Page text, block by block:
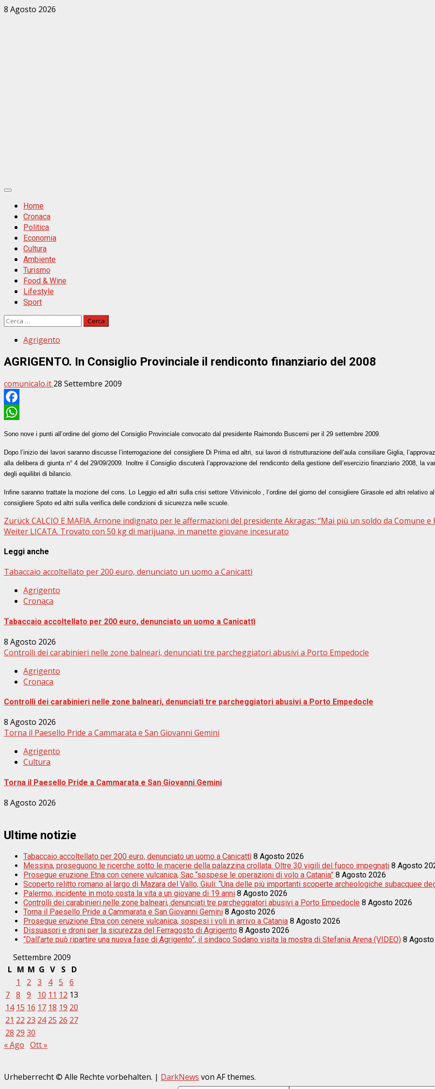
Zum
8 Agosto 2026
Primäres
MenüHome
Cronaca
Politica
Economia
Cultura
Ambiente
Turismo
Food & Wine
Lifestyle
Sport
Ricerca
Agrigento
AGRIGENTO. In Consiglio Provinciale il rendiconto finanziario del 2008
comunicalo.it 28 Settembre 2009
Facebook
Sono nove i punti all’ordine del giorno del Consiglio Provinciale convocato dal presidente Raimondo Buscemi per il 29 settembre 2009.
Dopo l’inizio dei lavori saranno discusse l’interrogazione del consigliere Di Prima ed altri, sui lavori di ristrutturazione dell’aula consiliare Giglia,
alla delibera di giunta n° 4 del 29/09/2009. Inoltre il Consiglio discuterà l’approvazione del rendiconto della gestione dell’esercizio finanziario 2008, la
degli equilibri di bilancio.
Infine saranno trattate la mozione del cons. Lo Leggio ed altri sulla crisi settore Vitivinicolo , l’ordine del giorno del consigliere Girasole ed altri relativo
consigliere Spoto ed altri sulla verifica delle condizioni di sicurezza nelle scuole.
Beitragsnavigation
ZurückCALCIO E MAFIA. Arnone indignato per le affermazioni del presidente Akragas: “Mai più un soldo da Comune e
Weiter LICATA. Trovato con 50 kg di marijuana, in manette giovane incesurato
Leggi anche
Tabaccaio accoltellato per 200 euro, denunciato un uomo a Canicattì
Agrigento
Cronaca
Tabaccaio accoltellato per 200 euro, denunciato un uomo a Canicattì
8 Agosto 2026
Controlli dei carabinieri nelle zone balneari, denunciati tre parcheggiatori abusivi a Porto Empedocle
Agrigento
Cronaca
Controlli dei carabinieri nelle zone balneari, denunciati tre parcheggiatori abusivi a Porto Empedocle
8 Agosto 2026
Torna il Paesello Pride a Cammarata e San Giovanni Gemini
Agrigento
Cultura
Torna il Paesello Pride a Cammarata e San Giovanni Gemini
8 Agosto 2026
Ultime notizie
Tabaccaio accoltellato per 200 euro, denunciato un uomo a Canicattì 8 Agosto 2026
Messina, proseguono le ricerche sotto le macerie della palazzina crollata. Oltre 30 vigili del fuoco impegnati 8 Agosto
Prosegue eruzione Etna con cenere vulcanica, Sac “sospese le operazioni di volo a Catania” 8 Agosto 2026
Scoperto relitto romano al largo di Mazara del Vallo, Giuli: “Una delle più importanti scoperte archeologiche subacquee
Palermo, incidente in moto costa la vita a un giovane di 19 anni 8 Agosto 2026
Controlli dei carabinieri nelle zone balneari, denunciati tre parcheggiatori abusivi a Porto Empedocle 8 Agosto 2026
Torna il Paesello Pride a Cammarata e San Giovanni Gemini 8 Agosto 2026
Prosegue eruzione Etna con cenere vulcanica, sospesi i voli in arrivo a Catania 8 Agosto 2026
Dissuasori e droni per la sicurezza del Ferragosto di Agrigento 8 Agosto 2026
“Dall’arte può ripartire una nuova fase di Agrigento”, il sindaco Sodano visita la mostra di Stefania Arena (VIDEO) 8
Settembre 2009
L M M G V S
D
1
2 3 4 5
6
7 8 9 10 11 12 13
14 15 16 17 18 19 20
21 22 23 24 25 26 27
28 29 30
« Ago Ott »
Urheberrecht © Alle Rechte vorbehalten. | DarkNews von AF themes.